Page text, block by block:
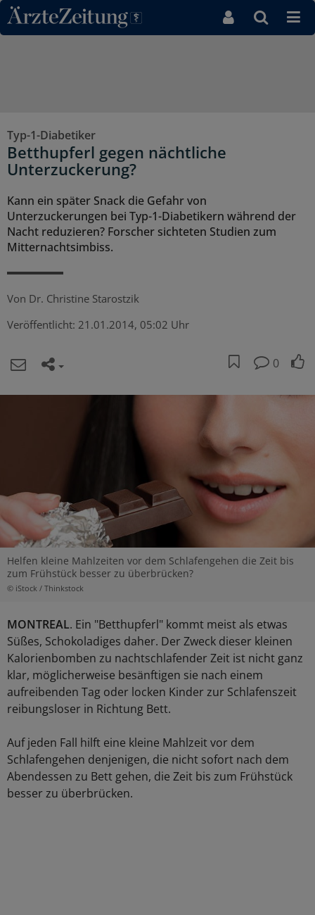
Direkt zum Inhaltsbereich
Typ-1-Diabetiker
Betthupferl gegen nächtliche
Unterzuckerung?
Kann ein später Snack die Gefahr von
Unterzuckerungen bei Typ-1-Diabetikern während der
Nacht reduzieren? Forscher sichteten Studien zum
Mitternachtsimbiss.
Von Dr. Christine Starostzik
Veröffentlicht: 21.01.2014, 05:02 Uhr
0
Helfen kleine Mahlzeiten vor dem Schlafengehen die Zeit bis
zum Frühstück besser zu überbrücken?
© iStock / Thinkstock
MONTREAL. Ein "Betthupferl" kommt meist als etwas
Süßes, Schokoladiges daher. Der Zweck dieser kleinen
Kalorienbomben zu nachtschlafender Zeit ist nicht ganz
klar, möglicherweise besänftigen sie nach einem
aufreibenden Tag oder locken Kinder zur Schlafenszeit
reibungsloser in Richtung Bett.
Auf jeden Fall hilft eine kleine Mahlzeit vor dem
Schlafengehen denjenigen, die nicht sofort nach dem
Abendessen zu Bett gehen, die Zeit bis zum Frühstück
besser zu überbrücken.